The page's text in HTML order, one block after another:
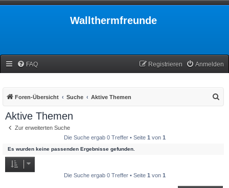
Wallthermfreunde
FAQ Anmelden
Registrieren
Foren-Übersicht Suche Aktive Themen
Aktive Themen
Zur erweiterten Suche
Die Suche ergab 0 Treffer • Seite 1 von 1
Es wurden keine passenden Ergebnisse gefunden.
Die Suche ergab 0 Treffer • Seite 1 von 1